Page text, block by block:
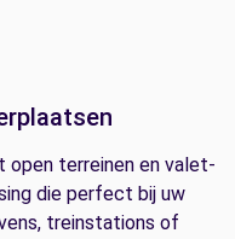
open terreinen en valet-
die perfect bij uw
treinstations of